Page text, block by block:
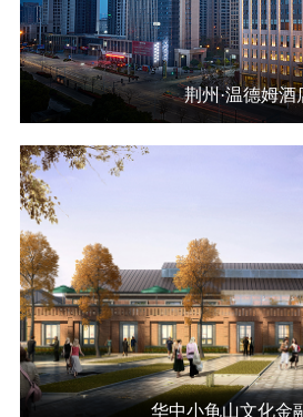
荆州·温德姆酒
华中小龟山文化金